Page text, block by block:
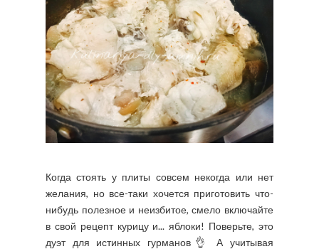
Когда стоять у плиты совсем некогда или нет
желания, но все-таки хочется приготовить что-
нибудь полезное и неизбитое, смело включайте
в свой рецепт курицу и... яблоки! Поверьте, это
дуэт для истинных гурманов👌 А учитывая